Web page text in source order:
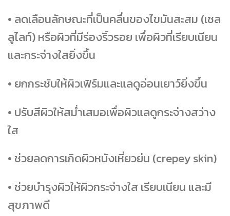
• ลดเลือนลักษณะที่เป็นคลื่นของไขมันสะสม (เซล
ลูไลท์) หรือผิวที่มีร่องริ้วรอย เพื่อผิวที่เรียบเนียน
และกระจ่างใสยิ่งขึ้น
• ยกกระชับให้ผิวเฟิร์มและแลดูอ่อนเยาว์ยิ่งขึ้น
• ปรับสีผิวให้สม่ำเสมอเพื่อผิวแลดูกระจ่างสว่าง
ใส
• ช่วยลดการเกิดผิวหนังเหี่ยวย่น (crepey skin)
• ช่วยบำรุงผิวให้ผิวกระจ่างใส เรียบเนียน และมี
สุขภาพดี